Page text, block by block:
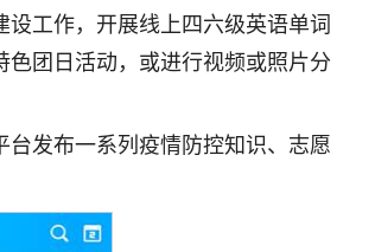
工作，开展线上四六级英语单词
团日活动，或进行视频或照片分
台发布一系列疫情防控知识、志愿